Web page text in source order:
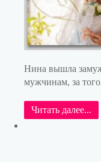
Нина вышла замуж
мужчинам, за
Читать далее...